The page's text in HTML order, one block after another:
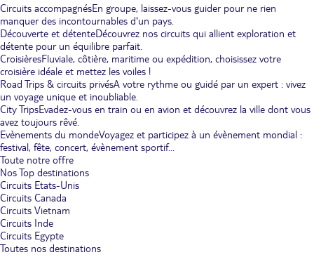
Circuits accompagnésEn groupe, laissez-vous guider pour ne rien
manquer des incontournables d'un pays.
Découverte et détenteDécouvrez nos circuits qui allient exploration et
détente pour un équilibre parfait.
CroisièresFluviale, côtière, maritime ou expédition, choisissez votre
croisière idéale et mettez les voiles !
Road Trips & circuits privésA votre rythme ou guidé par un expert : vivez
un voyage unique et inoubliable.
City TripsEvadez-vous en train ou en avion et découvrez la ville dont vous
avez toujours rêvé.
Evènements du mondeVoyagez et participez à un évènement mondial :
festival, fête, concert, évènement sportif...
Toute notre offre
Nos Top destinations
Circuits Etats-Unis
Circuits Canada
Circuits Vietnam
Circuits Inde
Circuits Egypte
Toutes nos destinations